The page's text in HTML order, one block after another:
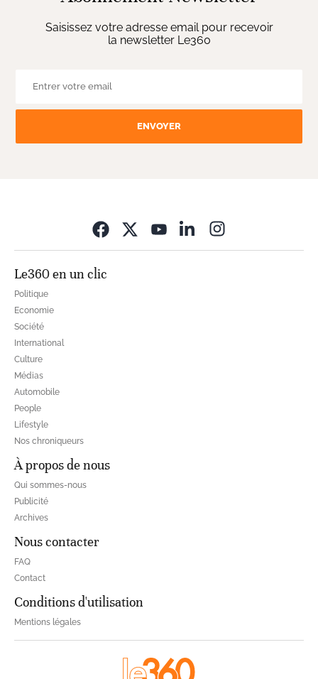
Saisissez votre adresse email pour recevoir
la newsletter Le360
ENVOYER
Le360 en un clic
Politique
Economie
Société
International
Culture
Médias
Automobile
People
Lifestyle
Nos chroniqueurs
À propos de nous
Qui sommes-nous
Publicité
Archives
Nous contacter
FAQ
Contact
Conditions d'utilisation
Mentions légales